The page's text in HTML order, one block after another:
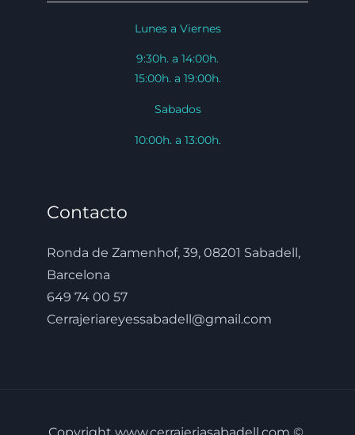
Lunes a Viernes
9:30h. a 14:00h.
15:00h. a 19:00h.
Sabados
10:00h. a 13:00h.
Contacto
Ronda de Zamenhof, 39, 08201 Sabadell,
Barcelona
649 74 00 57
Cerrajeriareyessabadell@gmail.com